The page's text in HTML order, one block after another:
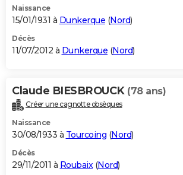
Naissance
15/01/1931 à Dunkerque (Nord)
Décès
11/07/2012 à Dunkerque (Nord)
Claude BIESBROUCK (78 ans)
Créer une cagnotte obsèques
Naissance
30/08/1933 à Tourcoing (Nord)
Décès
29/11/2011 à Roubaix(Nord)